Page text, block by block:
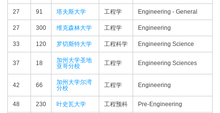
27 91 塔夫斯大学 工程学 Engineering - General
27 300 维克森林大学 工程学 Engineering
33 120 罗切斯特大学 工程科学 Engineering Science
37 18
加州大学圣地
亚哥分校
工程学 Engineering Sciences
42 66
加州大学尔湾
分校
工程学 Engineering
48 230 叶史瓦大学 工程预科 Pre-Engineering